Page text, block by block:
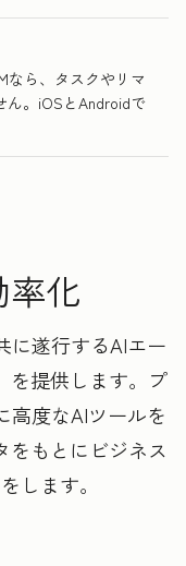
なら、タスクやリマ
ん。iOSとAndroidで
率化
に遂行するAIエー
を提供します。プ
高度なAIツールを
をもとにビジネス
します。